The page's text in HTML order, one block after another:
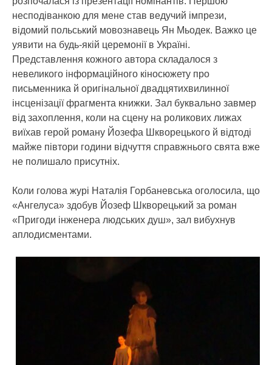
несподіванкою для мене став ведучий імпрези,
відомий польський мовознавець Ян Мьодек. Важко це
уявити на будь-якій церемонії в Україні.
Представлення кожного автора складалося з
невеликого інформаційного кіносюжету про
письменника й оригінальної двадцятихвилинної
інсценізації фрагмента книжки. Зал буквально завмер
від захоплення, коли на сцену на роликових лижах
виїхав герой роману Йозефа Шкворецького й відтоді
майже півтори години відчуття справжнього свята вже
не полишало присутніх.
Коли голова журі Наталія Горбаневська оголосила, що
«Ангелуса» здобув Йозеф Шкворецький за роман
«Пригоди інженера людських душ», зал вибухнув
аплодисментами.